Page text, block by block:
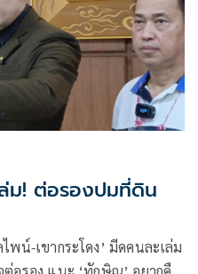
ม! ต่อรองปมที่ดิน
น์-เขากระโดง’ มีดคนละเล่ม